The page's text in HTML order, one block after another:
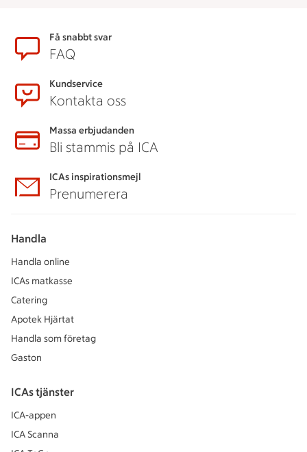
SidfotFå snabbt svar
FAQ
Kundservice
Kontakta oss
Massa erbjudanden
Bli stammis på ICA
ICAs inspirationsmejl
Prenumerera
Handla
Handla online
ICAs matkasse
Catering
Apotek Hjärtat
Handla som företag
Gaston
ICAs tjänster
ICA-appen
ICA Scanna